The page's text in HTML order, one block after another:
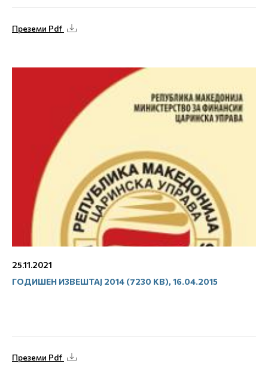
Преземи Pdf
25.11.2021
ГОДИШЕН ИЗВЕШТАЈ 2014 (7230 KB), 16.04.2015
Преземи Pdf